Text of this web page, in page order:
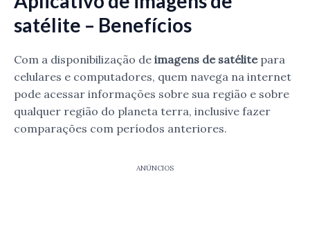
satélite – Benefícios
Com a disponibilização de imagens de satélitepara
celulares e computadores, quem navega na internet
pode acessar informações sobre sua região e sobre
qualquer região do planeta terra, inclusive fazer
comparações com períodos anteriores.
ANÚNCIOS